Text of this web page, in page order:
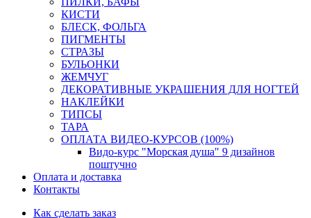
КИСТИ
БЛЕСК, ФОЛЬГА
ПИГМЕНТЫ
СТРАЗЫ
БУЛЬОНКИ
ЖЕМЧУГ
ДЕКОРАТИВНЫЕ УКРАШЕНИЯ ДЛЯ НОГТЕЙ
НАКЛЕЙКИ
ТИПСЫ
ТАРА
ОПЛАТА ВИДЕО-КУРСОВ (100%)
Видо-курс "Морская душа" 9 дизайнов
поштучно
Оплата и доставка
Контакты
Как сделать заказ